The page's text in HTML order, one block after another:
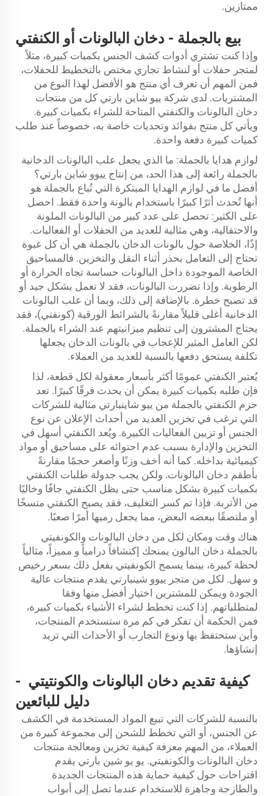
ممتازين.
بيع بالجملة - دخان البالونات أو الكنفتي
وإذا كنت تشتري أدوات كشف الجنس بكميات كبيرة، مثلاً
لمتجر حفلات أو لنشاط تجاري مختص بالتخطيط للحفلات،
فمن المهم أن تعرف أي منتج هو الأفضل لهذا النوع من
المشتريات. لدى شركة ييو شاين بارتي كل من منتجات
دخان البالونات والكنفتي المتاحة للشراء بكميات كبيرة.
ويأتي كل منتج بفوائد وتحديات خاصة به، خصوصاً عند طلب
كميات كبيرة دفعة واحدة.
لوازم هدايا بالجملة: ما الذي يجعل علب البالونات الدخانية
بالجملة رائعة إلى هذا الحد، من إنتاج ييوو شاين بارتي؟
أفضل ما في لوازم الهدايا المبتكرة التي تُباع بالجملة هو
أنها تُحدث أثرًا كبيرًا باستخدام بالونة واحدة فقط. احصل
على الكثير: تحصل على عدد كبير من البالونات الملونة
والاحتفالية، وهي مثالية للعديد من الحفلات أو الفعاليات.
إذًا، الخلاصة حول بالونات الدخان بالجملة هي أن كل عبوة
تحتاج إلى التعامل بحذر أثناء النقل والتخزين. فالمساحيق
الخاصة الموجودة داخل البالونات حساسة تجاه الحرارة أو
الرطوبة. وإذا تضررت البالونات، فقد لا تعمل بشكل جيد أو
قد تصبح خطرة. بالإضافة إلى ذلك، وبما أن علب البالونات
الدخانية أغلى قليلاً مقارنةً بالشرائط الورقية (كونفتي)، فقد
يحتاج المشترون إلى تنظيم ميزانيتهم عند الشراء بالجملة.
لكن العامل المثير للإعجاب في بالونات الدخان يجعلها
تكلفة يستحق دفعها بالنسبة للعديد من العملاء.
يُعتبر الكنفتي عمومًا أكثر بأسعار معقولة لكل قطعة، لذا
فإن طلبه بكميات كبيرة يمكن أن يحدث فرقًا كبيرًا. تعد
حزم الكنفتي بالجملة من ييو شاينبارتي مثالية للشركات
التي ترغب في تخزين العديد من أحداث الإعلان عن نوع
الجنس أو تزيين الفعاليات الكبيرة. ويُعد الكنفتي أسهل في
التخزين والإدارة بسبب عدم احتوائه على مساحيق أو مواد
كيميائية بداخله. كما أنه أخف وزنًا وأصغر حجمًا مقارنةً
بأطقم دخان البالونات. ولكن يجب جدولة طلبات الكنفتي
بكميات كبيرة بشكل مناسب حتى يظل الكنفتي جافًا وخاليًا
من الأتربة. فإذا تم كسر التغليف، فقد يصبح الكنفتي متسخًا
أو ملتصقًا ببعضه البعض، مما يجعل رميها أمرًا صعبًا.
هناك وقت ومكان لكل من دخان البالونات والكونفيتي
بالجملة دخان البالون يمنحك إكتشافاً درامياً و مميزاً، مثالياً
لحظة كبيرة، بينما يسمح الكونفيتي بفعل ذلك بسعر رخيص
و سهل. لكل من متجر ييوو شينبارتي يقدم منتجات عالية
الجودة ويمكن للمشترين اختيار أفضل منها وفقا
لمتطلباتهم. إذا كنت تخطط لشراء الأشياء بكميات كبيرة،
فمن الحكمة أن تفكر في كم مرة ستستخدم المنتجات،
وأين ستحتفظ بها ونوع التجارب أو الأحداث التي تريد
إنشاؤها.
كيفية تقديم دخان البالونات والكونتيتي -
دليل للبائعين
بالنسبة للشركات التي تبيع المواد المستخدمة في الكشف
عن الجنس، أو التي تخطط للشحن إلى مجموعة كبيرة من
العملاء، من المهم معرفة كيفية تخزين ومعالجة منتجات
دخان البالونات والكونفيتي. يو يو شين بارتي يقدم
اقتراحات حول كيفية حماية هذه المنتجات الجديدة
والطازجة وجاهزة للاستخدام عندما تصل إلى أبواب